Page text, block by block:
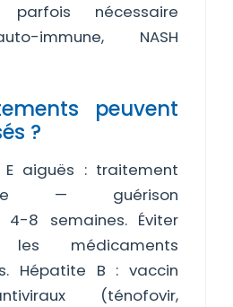
nécessaire
immune, NASH
peuvent
?
aiguës : traitement
— guérison
4-8 semaines. Éviter
médicaments
Hépatite B : vaccin
(ténofovir,